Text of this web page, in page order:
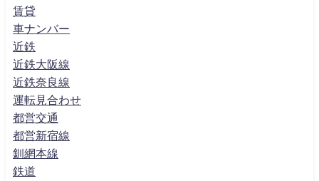
賃貸
車ナンバー
近鉄
近鉄大阪線
近鉄奈良線
運転見合わせ
都営交通
都営新宿線
釧網本線
鉄道